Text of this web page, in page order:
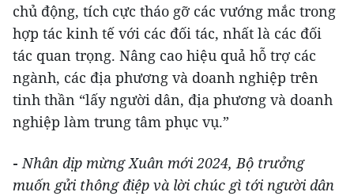
chủ động, tích cực tháo gỡ các vướng mắc trong
hợp tác kinh tế với các đối tác, nhất là các đối
tác quan trọng. Nâng cao hiệu quả hỗ trợ các
ngành, các địa phương và doanh nghiệp trên
tinh thần “lấy người dân, địa phương và doanh
nghiệp làm trung tâm phục vụ.”
-Nhân dịp mừng Xuân mới 2024, Bộ trưởng
muốn gửi thông điệp và lời chúc gì tới người dân